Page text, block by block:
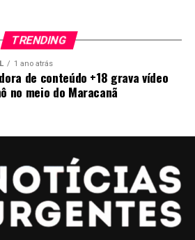
TRENDING
1 ano atrás
de conteúdo +18 grava vídeo
no meio do Maracanã